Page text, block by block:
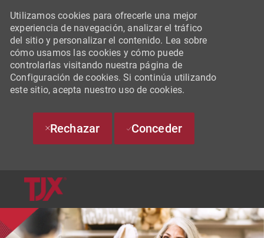
Utilizamos cookies para ofrecerle una mejor
experiencia de navegación, analizar el tráfico
del sitio y personalizar el contenido. Lea sobre
cómo usamos las cookies y cómo puede
controlarlas visitando nuestra página de
Configuración de cookies. Si continúa utilizando
este sitio, acepta nuestro uso de cookies.
Rechazar Conceder